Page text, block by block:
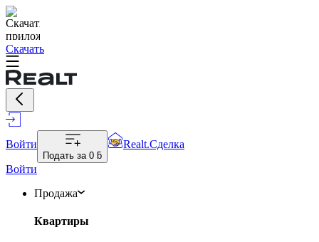
Скачать
Войти
Подать за 0 ƃ
Realt.Сделка
Войти
Продажа
Квартиры